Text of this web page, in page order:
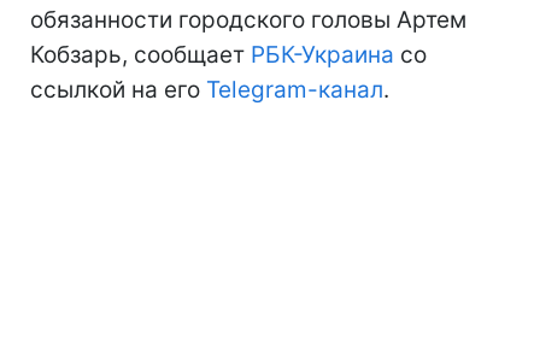
обязанности городского головы Артем
Кобзарь, сообщает РБК-Украина со
ссылкой на его Telegram-канал.